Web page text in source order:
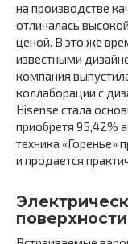
на производстве
отличалась
ценой. В это же
известными
компания
коллаборации с
Hisense стала
приобретя 95,42%
техника «Горенье»
и продается
поверхности